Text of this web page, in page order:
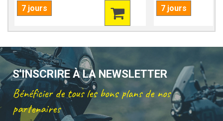
7 jours 7 jours
S'INSCRIRE À LA NEWSLETTER
Bénéficier de tous les bons plans de nos
partenaires